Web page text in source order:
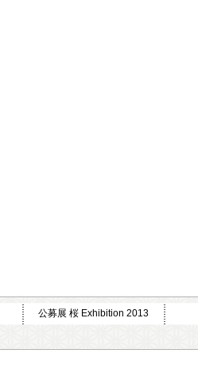
公募展 桜 Exhibition 2013